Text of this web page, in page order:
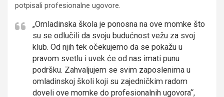
potpisali profesionalne ugovore.
„Omladinska škola je ponosna na ove momke što
su se odlučili da svoju budućnost vežu za svoj
klub. Od njih tek očekujemo da se pokažu u
pravom svetlu i uvek će od nas imati punu
podršku. Zahvaljujem se svim zaposlenima u
omladinskoj školi koji su zajedničkim radom
doveli ove momke do profesionalnih ugovora“,